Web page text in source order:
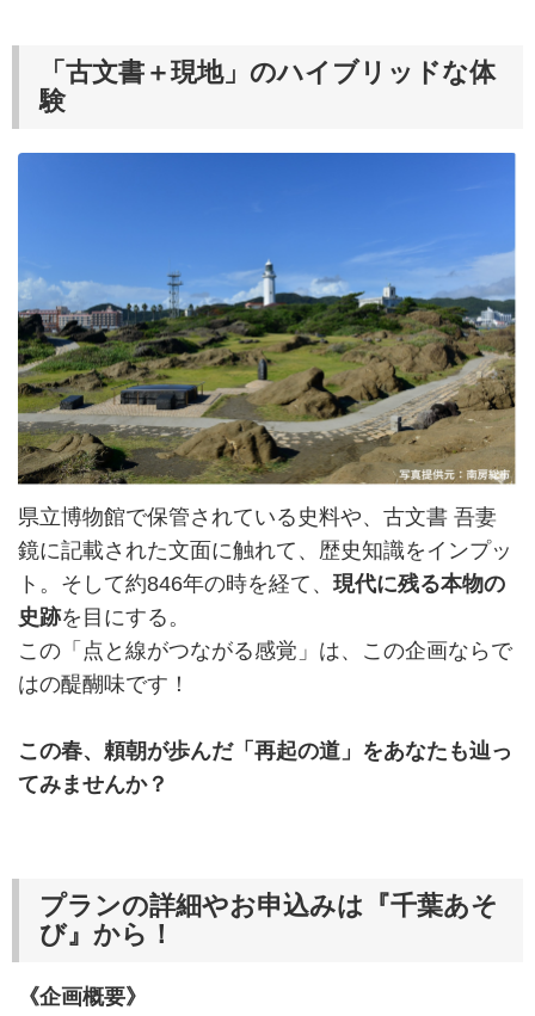
「古文書＋現地」のハイブリッドな体
験
県立博物館で保管されている史料や、古文書 吾妻
鏡に記載された文面に触れて、歴史知識をインプッ
ト。そして約846年の時を経て、 現代に残る本物の
史跡を目にする。
この「点と線がつながる感覚」は、この企画ならで
はの醍醐味です！
この春、頼朝が歩んだ「再起の道」をあなたも辿っ
てみませんか？
プランの詳細やお申込みは『千葉あそ
び』から！
《企画概要》